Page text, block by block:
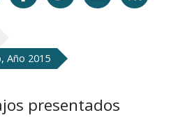
Año 2015
presentados